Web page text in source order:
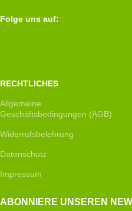
Folge uns auf:
RECHTLICHES
Allgemeine
Geschäftsbedingungen (AGB)
Widerrufsbelehrung
Datenschutz
Impressum
ABONNIERE UNSEREN